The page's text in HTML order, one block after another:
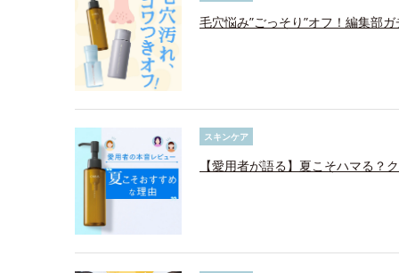
毛穴悩み”ごっそり”オフ！編集部
スキンケア
【愛用者が語る】夏こそハマる？